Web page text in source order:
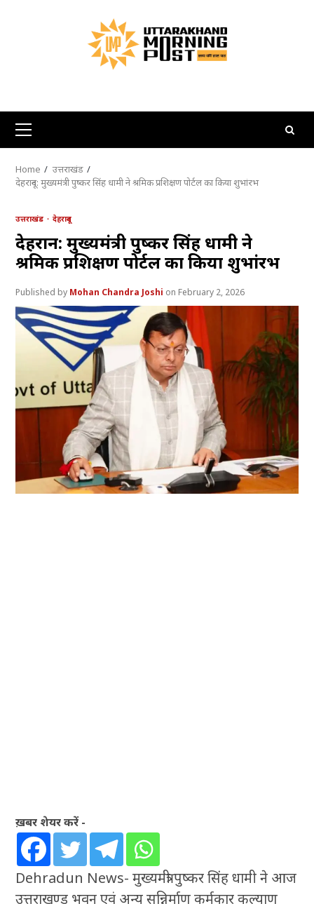
Primary
Menu
Home
उत्तराखंड
देहरादून: मुख्यमंत्री पुष्कर सिंह धामी ने श्रमिक प्रशिक्षण पोर्टल का किया शुभांरभ
उत्तराखंड देहरादून
देहरादून: मुख्यमंत्री पुष्कर सिंह धामी ने
श्रमिक प्रशिक्षण पोर्टल का किया शुभांरभ
Mohan Chandra Joshi February 2, 2026
ख़बर शेयर करें -
Dehradun News- मुख्यमंत्री पुष्कर सिंह धामी ने आज
उत्तराखण्ड भवन एवं अन्य सन्निर्माण कर्मकार कल्याण